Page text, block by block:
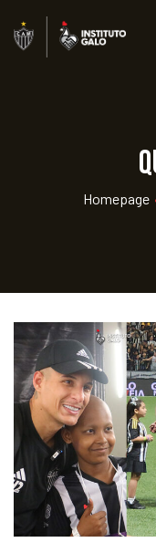
Homepage